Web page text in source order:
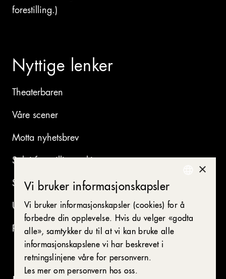
forestilling.)
Nyttige lenker
Theaterbaren
Våre scener
Motta nyhetsbrev
Søk i forestillingsarkivet
Se ledige stillinger
Utleie av våre lokaler
Presse
ENGLISH
×
Vi bruker informasjonskapsler
Vi bruker informasjonskapsler (cookies) for å
forbedre din opplevelse. Hvis du velger «godta
alle», samtykker du til at vi kan bruke alle
informasjonskapslene vi har beskrevet i
retningslinjene våre for personvern.
Les mer om personvern hos oss.